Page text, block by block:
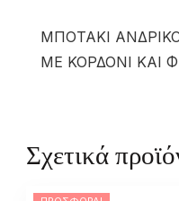
ΜΠΟΤΑΚΙ
ΜΕ ΚΟΡΔΟΝΙ ΚΑΙ
Σχετικά